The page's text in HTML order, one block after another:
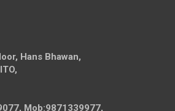
Hans Bhawan,
Mob:9871339977,